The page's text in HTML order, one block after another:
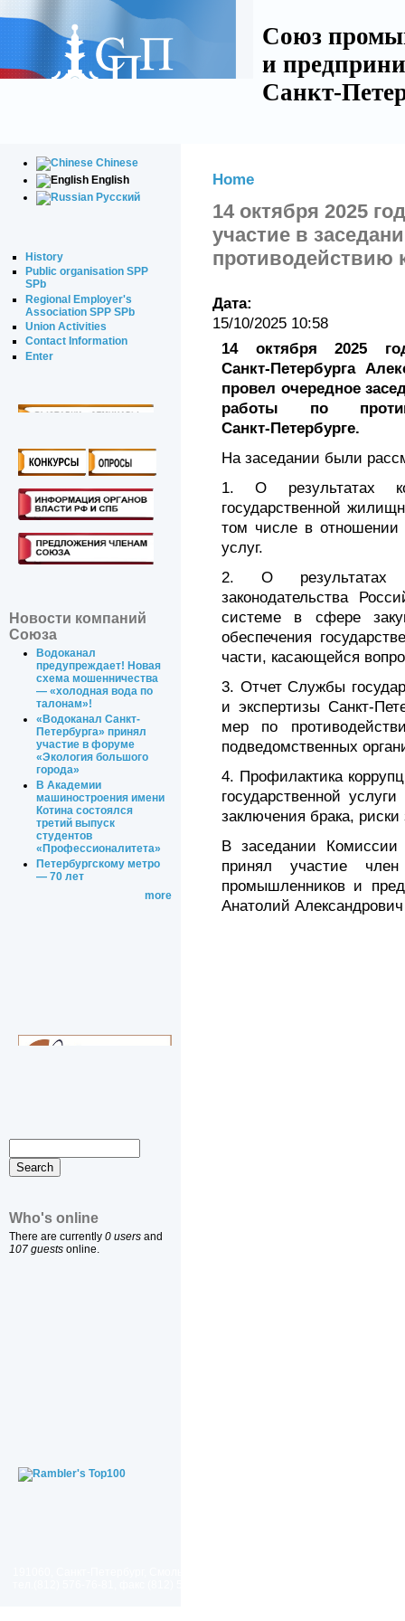
Союз
и
Санкт-
Chinese
English
Русский
History
Public organisation SPP
SPb
Regional Employer's
Association SPP SPb
Union Activities
Contact Information
Enter
Новости компаний
Союза
Водоканал
предупреждает! Новая
схема мошенничества
— «холодная вода по
талонам»!
«Водоканал Санкт-
Петербурга» принял
участие в форуме
«Экология большого
города»
В Академии
машиностроения имени
Котина состоялся
третий выпуск
студентов
«Профессионалитета»
Петербургскому метро
— 70 лет
more
Who's online
There are currently 0 users and
107 guests online.
Home
14 октября 2025
участие в
противодействию
Дата:
15/10/2025 10:58
14 октября 2025
Санкт‑Петербурга
провел очередное
работы по
Санкт‑Петербурге.
На заседании были
1. О результатах
государственной
том числе в отношении
услуг.
2. О результатах
законодательства
системе в сфере
обеспечения
части, касающейся
3. Отчет Службы
и экспертизы Санкт-
мер по
подведомственных
4. Профилактика
государственной
заключения брака,
В заседании Комиссии
принял участие
промышленников и
Анатолий